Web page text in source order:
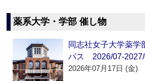
薬系大学・学部 催し物
同志社女子大学薬
パス 2026/07-
2026年07月17日 (金)